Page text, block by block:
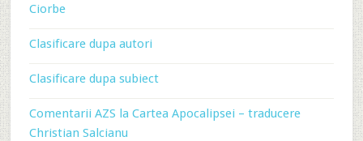
Ciorbe
Clasificare dupa autori
Clasificare dupa subiect
Comentarii AZS la Cartea Apocalipsei – traducere
Christian Salcianu